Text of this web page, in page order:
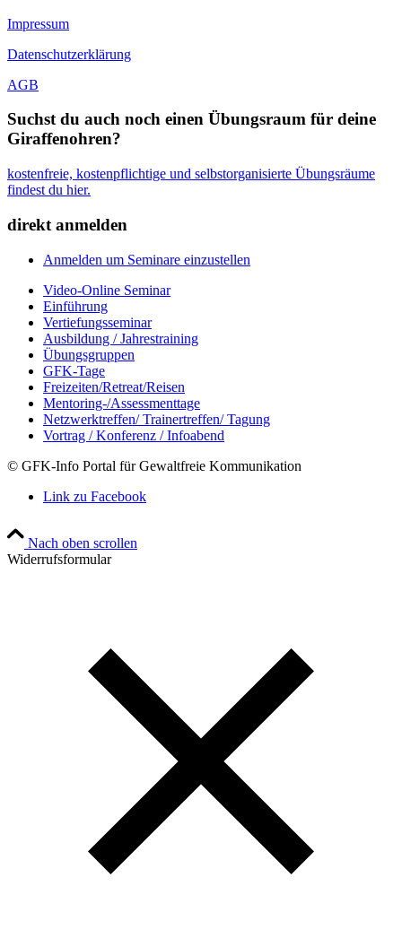
Impressum
Datenschutzerklärung
AGB
Suchst du auch noch einen Übungsraum für deine
Giraffenohren?
kostenfreie, kostenpflichtige und selbstorganisierte Übungsräume
findest du hier.
direkt anmelden
Anmelden um Seminare einzustellen
Video-Online Seminar
Einführung
Vertiefungsseminar
Ausbildung / Jahrestraining
Übungsgruppen
GFK-Tage
Freizeiten/Retreat/Reisen
Mentoring-/Assessmenttage
Netzwerktreffen/ Trainertreffen/ Tagung
Vortrag / Konferenz / Infoabend
© GFK-Info Portal für Gewaltfreie Kommunikation
Link zu Facebook
Nach oben scrollen
Widerrufsformular